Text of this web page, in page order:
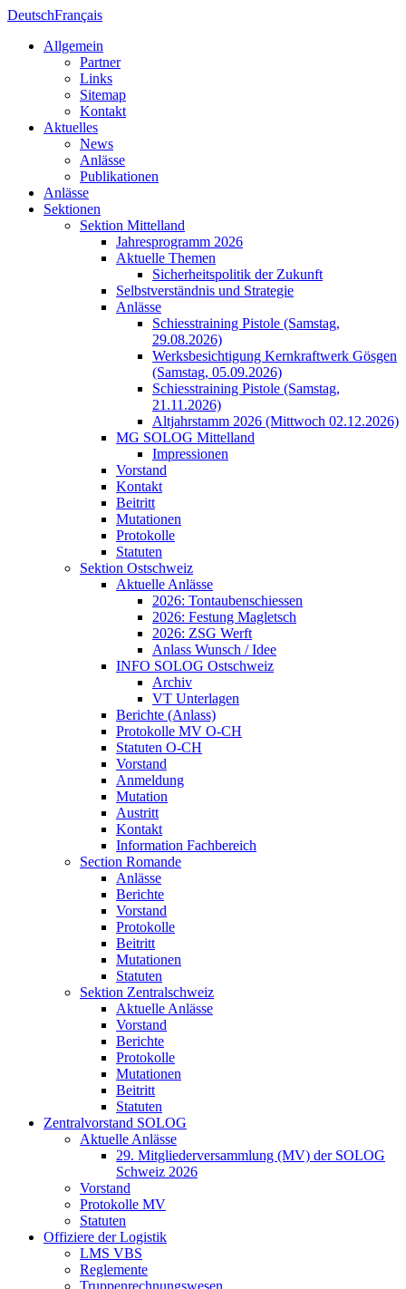
DeutschFrançais
Allgemein
Partner
Links
Sitemap
Kontakt
Aktuelles
News
Anlässe
Publikationen
Anlässe
Sektionen
Sektion Mittelland
Jahresprogramm 2026
Aktuelle Themen
Sicherheitspolitik der Zukunft
Selbstverständnis und Strategie
Anlässe
Schiesstraining Pistole (Samstag,
29.08.2026)
Werksbesichtigung Kernkraftwerk Gösgen
(Samstag, 05.09.2026)
Schiesstraining Pistole (Samstag,
21.11.2026)
Altjahrstamm 2026 (Mittwoch 02.12.2026)
MG SOLOG Mittelland
Impressionen
Vorstand
Kontakt
Beitritt
Mutationen
Protokolle
Statuten
Sektion Ostschweiz
Aktuelle Anlässe
2026: Tontaubenschiessen
2026: Festung Magletsch
2026: ZSG Werft
Anlass Wunsch / Idee
INFO SOLOG Ostschweiz
Archiv
VT Unterlagen
Berichte (Anlass)
Protokolle MV O-CH
Statuten O-CH
Vorstand
Anmeldung
Mutation
Austritt
Kontakt
Information Fachbereich
Section Romande
Anlässe
Berichte
Vorstand
Protokolle
Beitritt
Mutationen
Statuten
Sektion Zentralschweiz
Aktuelle Anlässe
Vorstand
Berichte
Protokolle
Mutationen
Beitritt
Statuten
Zentralvorstand SOLOG
Aktuelle Anlässe
29. Mitgliederversammlung (MV) der SOLOG
Schweiz 2026
Vorstand
Protokolle MV
Statuten
Offiziere der Logistik
LMS VBS
Reglemente
Truppenrechnungswesen